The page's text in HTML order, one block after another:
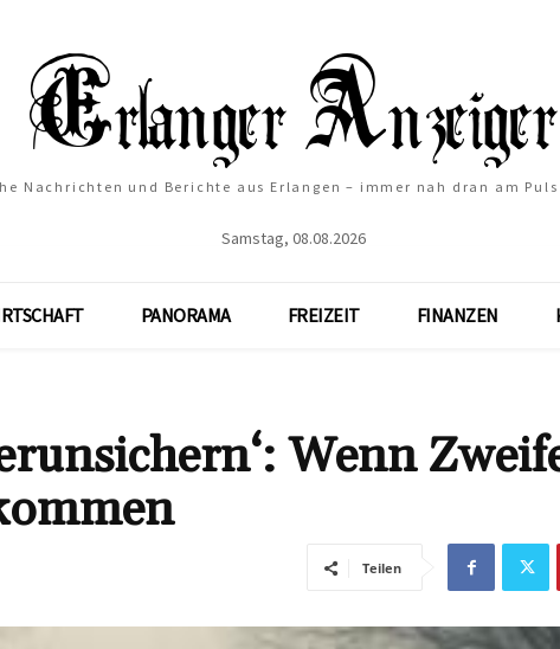
Nachrichten und Berichte aus Erlangen – immer nah dran am
Samstag, 08.08.2026
PANORAMA FREIZEIT FINANZEN
Wenn
Teilen